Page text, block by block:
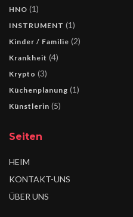
HNO (1)
INSTRUMENT (1)
Kinder / Familie (2)
Krankheit (4)
Krypto (3)
Küchenplanung (1)
Künstlerin (5)
Seiten
HEIM
KONTAKT-UNS
ÜBER UNS